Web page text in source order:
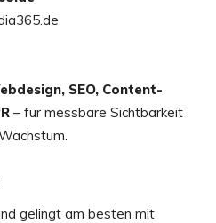
SEO, Content-
– für messbare Sichtbarkeit
gelingt am besten mit